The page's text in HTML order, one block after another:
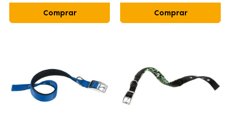
Comprar Comprar